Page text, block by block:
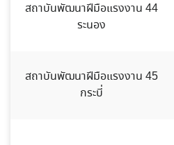
สถาบันพัฒนาฝีมือแรงงาน 44
ระนอง
สถาบันพัฒนาฝีมือแรงงาน 45
กระบี่